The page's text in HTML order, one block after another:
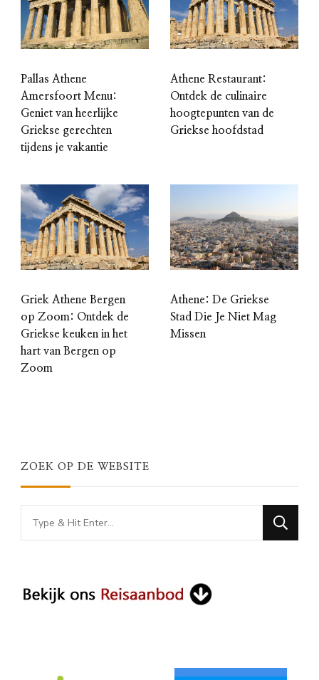
Pallas Athene
Amersfoort Menu:
Geniet van heerlijke
Griekse gerechten
tijdens je vakantie
Athene Restaurant:
Ontdek de culinaire
hoogtepunten van de
Griekse hoofdstad
Griek Athene Bergen
op Zoom: Ontdek de
Griekse keuken in het
hart van Bergen op
Zoom
Athene: De Griekse
Stad Die Je Niet Mag
Missen
ZOEK OP DE WEBSITE
Looking
for